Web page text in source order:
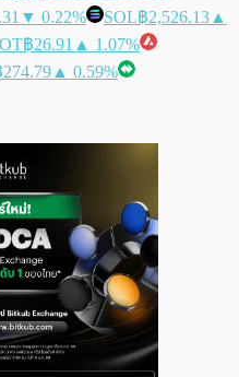
▼ 0.22% SOL฿2,526.13 ▲
฿26.91 ▲ 1.07%
▲ 0.59%